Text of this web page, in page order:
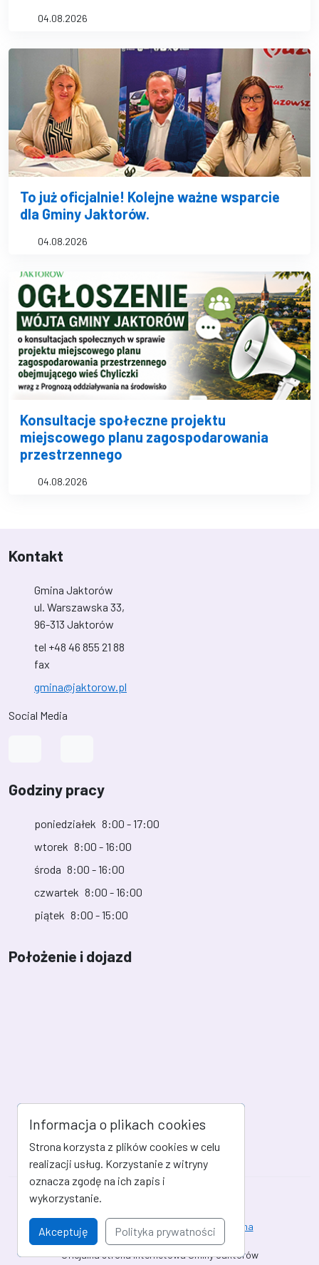
04.08.2026
To już oficjalnie! Kolejne ważne wsparcie
dla Gminy Jaktorów.
04.08.2026
Konsultacje społeczne projektu
miejscowego planu zagospodarowania
przestrzennego
04.08.2026
Kontakt
Gmina Jaktorów
ul. Warszawska 33,
96-313 Jaktorów
tel +48 46 855 21 88
fax
gmina@jaktorow.pl
Social Media
Godziny pracy
poniedziałek 8:00 - 17:00
wtorek 8:00 - 16:00
środa 8:00 - 16:00
czwartek 8:00 - 16:00
piątek 8:00 - 15:00
Położenie i dojazd
Oficjalna strona internetowa Gminy Jaktorów
Deklaracja dostępności Strona archiwalna
Informacja o plikach cookies
Strona korzysta z plików cookies w celu
realizacji usług. Korzystanie z witryny
oznacza zgodę na ich zapis i
wykorzystanie.
Akceptuję Polityka prywatności